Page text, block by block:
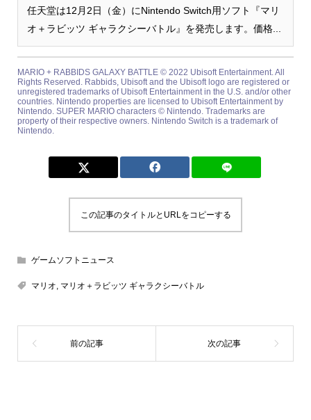
任天堂は12月2日（金）にNintendo Switch用ソフト『マリ
オ＋ラビッツ ギャラクシーバトル』を発売します。価格...
MARIO + RABBIDS GALAXY BATTLE © 2022 Ubisoft Entertainment. All
Rights Reserved. Rabbids, Ubisoft and the Ubisoft logo are registered or
unregistered trademarks of Ubisoft Entertainment in the U.S. and/or other
countries. Nintendo properties are licensed to Ubisoft Entertainment by
Nintendo. SUPER MARIO characters © Nintendo. Trademarks are
property of their respective owners. Nintendo Switch is a trademark of
Nintendo.
この記事のタイトルとURLをコピーする
ゲームソフトニュース
マリオ, マリオ＋ラビッツ ギャラクシーバトル